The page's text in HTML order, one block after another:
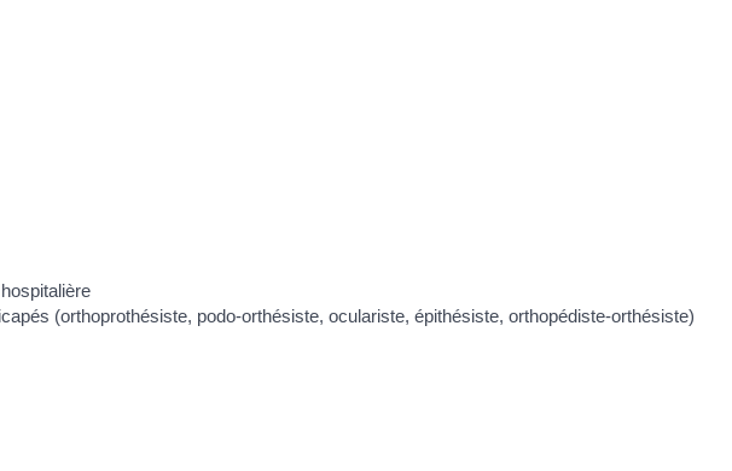
(orthoprothésiste, podo-orthésiste, oculariste, épithésiste, orthopédiste-orthésiste)